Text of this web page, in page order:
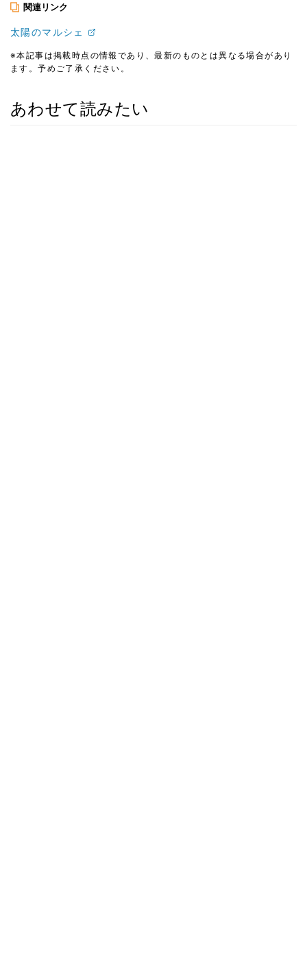
関連リンク
太陽のマルシェ
※本記事は掲載時点の情報であり、最新のものとは異なる場合があり
ます。予めご了承ください。
あわせて読みたい